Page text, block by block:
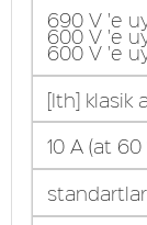
690 V 'e
600 V 'e
600 V 'e
[Ith] klasik
10 A (at 60
standartlar